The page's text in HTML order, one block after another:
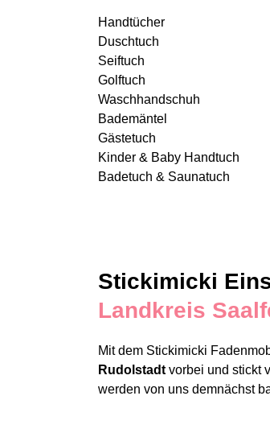
Handtücher
Duschtuch
Seiftuch
Golftuch
Waschhandschuh
Bademäntel
Gästetuch
Kinder & Baby Handtuch
Badetuch & Saunatuch
Stickimicki
Landkreis
Mit dem Stickimicki
Rudolstadt vorbei und stickt
werden von uns demnächst